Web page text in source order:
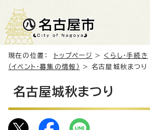
現在の位置： トップページ > くらし・手続き
（イベント・募集の情報）
> 名古屋城秋まつり
名古屋城秋まつり